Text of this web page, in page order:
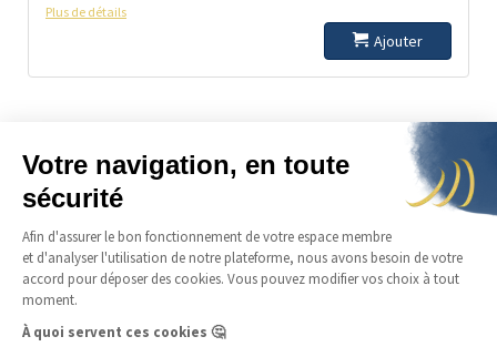
Plus de détails
Ajouter
A propos
Produits
Offres
Aide